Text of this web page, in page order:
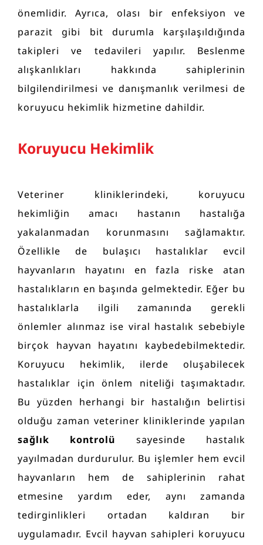
önemlidir. Ayrıca, olası bir enfeksiyon ve
parazit gibi bit durumla karşılaşıldığında
takipleri ve tedavileri yapılır. Beslenme
alışkanlıkları hakkında sahiplerinin
bilgilendirilmesi ve danışmanlık verilmesi de
koruyucu hekimlik hizmetine dahildir.
Koruyucu Hekimlik
Veteriner kliniklerindeki, koruyucu
hekimliğin amacı hastanın hastalığa
yakalanmadan korunmasını sağlamaktır.
Özellikle de bulaşıcı hastalıklar evcil
hayvanların hayatını en fazla riske atan
hastalıkların en başında gelmektedir. Eğer bu
hastalıklarla ilgili zamanında gerekli
önlemler alınmaz ise viral hastalık sebebiyle
birçok hayvan hayatını kaybedebilmektedir.
Koruyucu hekimlik, ilerde oluşabilecek
hastalıklar için önlem niteliği taşımaktadır.
Bu yüzden herhangi bir hastalığın belirtisi
olduğu zaman veteriner kliniklerinde yapılan
sağlık
kontrolü sayesinde hastalık
yayılmadan durdurulur. Bu işlemler hem evcil
hayvanların hem de sahiplerinin rahat
etmesine yardım eder, aynı zamanda
tedirginlikleri ortadan kaldıran bir
uygulamadır. Evcil hayvan sahipleri koruyucu